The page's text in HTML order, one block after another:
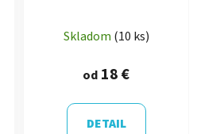
Skladom (10 ks)
od 18 €
DETAIL